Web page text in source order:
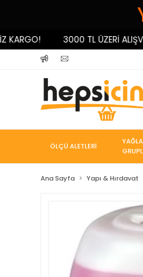
3000 TL ÜZERİ
ÖLÇÜ ALETLERİ
Ana Sayfa Yapı & Hırdavat